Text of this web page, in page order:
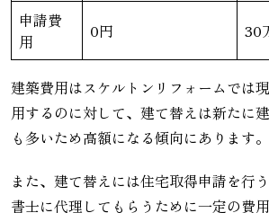
申請費
用
0円 30
建築費用はスケルトンリフォームでは
用するのに対して、建て替えは新たに
も多いため高額になる傾向にあります。
また、建て替えには住宅取得申請を行
書士に代理してもらうために一定の費